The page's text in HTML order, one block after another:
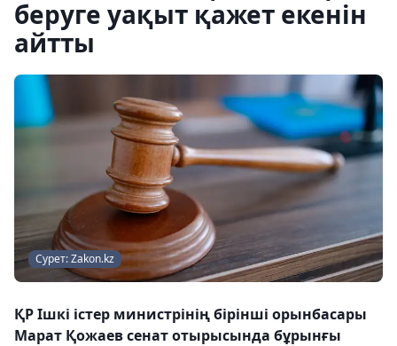
беруге уақыт қажет екенін
айтты
Сурет: Zakon.kz
ҚР Ішкі істер министрінің бірінші орынбасары
Марат Қожаев сенат отырысында бұрынғы